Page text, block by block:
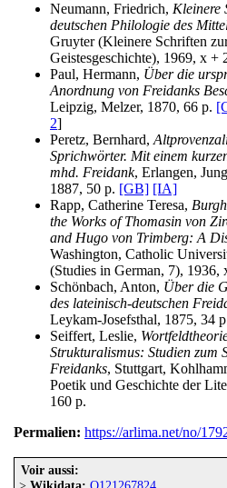
Neumann, Friedrich, Kleinere
deutschen Philologie des
Gruyter (Kleinere Schriften
Geistesgeschichte), 1969, x +
Paul, Hermann, Über die
Anordnung von Freidanks
Leipzig, Melzer, 1870, 66 p.
2]
Peretz, Bernhard,
Sprichwörter. Mit einem
mhd. Freidank, Erlangen,
1887, 50 p. [GB] [IA]
Rapp, Catherine Teresa,
the Works of Thomasin von
and Hugo von Trimberg: A
Washington, Catholic
(Studies in German, 7), 1936,
Schönbach, Anton, Über die
des lateinisch-deutschen
Leykam-Josefsthal, 1875, 34
Seiffert, Leslie,
Strukturalismus: Studien zum
Freidanks, Stuttgart,
Poetik und Geschichte der
160 p.
Permalien: https://arlima.net/no/
Voir aussi: